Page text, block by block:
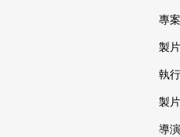
專
製
執
製
導